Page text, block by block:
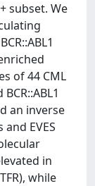
subset. We
of 44 CML
an inverse
EVES
in
while